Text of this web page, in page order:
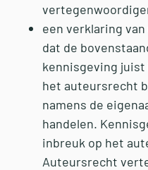
een verklaring
dat de
kennisgeving juist
het auteursrecht
namens de
handelen.
inbreuk op het
Auteursrecht